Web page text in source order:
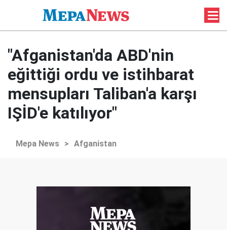
"Afganistan'da ABD'nin
eğittiği ordu ve istihbarat
mensupları Taliban'a karşı
IŞİD'e katılıyor"
Mepa News > Afganistan